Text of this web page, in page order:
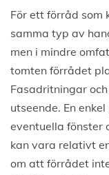
För ett förråd som
samma typ av
men i mindre
tomten förrådet
Fasadritningar
utseende. En
eventuella fönster
kan vara relativt
om att förrådet